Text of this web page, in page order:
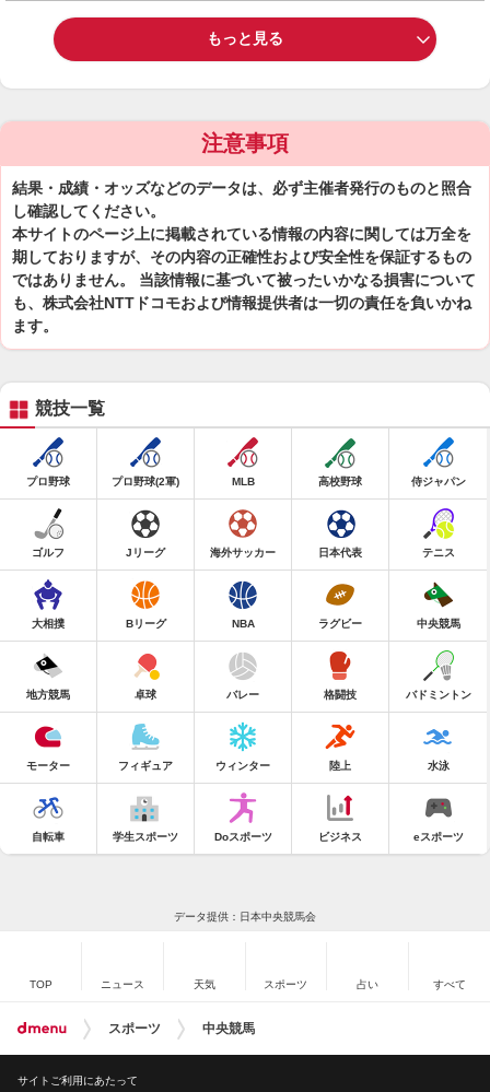
もっと見る
注意事項
結果・成績・オッズなどのデータは、必ず主催者発行のものと照合
し確認してください。
本サイトのページ上に掲載されている情報の内容に関しては万全を
期しておりますが、その内容の正確性および安全性を保証するもの
ではありません。 当該情報に基づいて被ったいかなる損害について
も、株式会社NTTドコモおよび情報提供者は一切の責任を負いかね
ます。
競技一覧
プロ野球 プロ野球(2軍) MLB 高校野球 侍ジャパン
ゴルフ Jリーグ 海外サッカー 日本代表 テニス
大相撲 Bリーグ NBA ラグビー 中央競馬
地方競馬 卓球 バレー 格闘技 バドミントン
モーター フィギュア ウィンター 陸上 水泳
自転車 学生スポーツ Doスポーツ ビジネス eスポーツ
データ提供：日本中央競馬会
TOP ニュース 天気 スポーツ 占い すべて
スポーツ 中央競馬
サイトご利用にあたって